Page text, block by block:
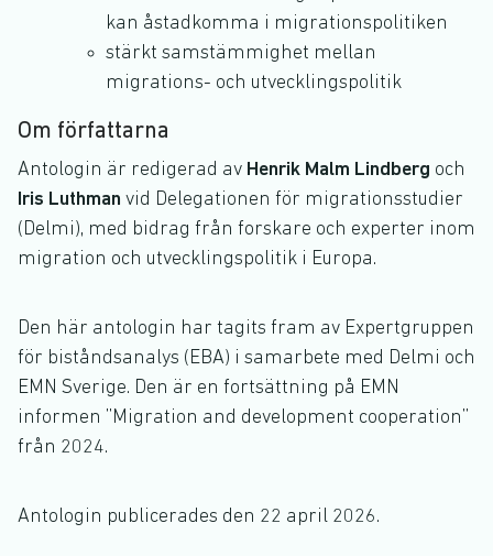
kan åstadkomma i migrationspolitiken
stärkt samstämmighet mellan
migrations- och utvecklingspolitik
Om författarna
Antologin är redigerad av Henrik Malm Lindberg och
Iris Luthman vid Delegationen för migrationsstudier
(Delmi), med bidrag från forskare och experter inom
migration och utvecklingspolitik i Europa.
Den här antologin har tagits fram av Expertgruppen
för biståndsanalys (EBA) i samarbete med Delmi och
EMN Sverige. Den är en fortsättning på EMN
informen ”Migration and development cooperation”
från 2024.
Antologin publicerades den 22 april 2026.